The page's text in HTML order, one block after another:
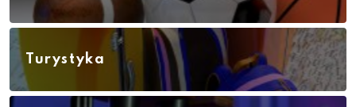
Turystyka